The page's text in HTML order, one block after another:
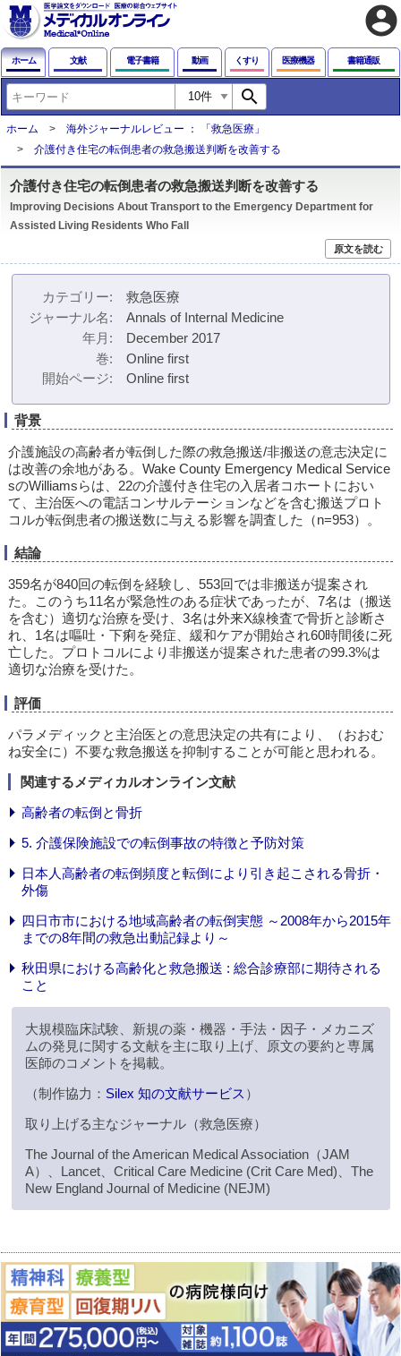
account_circle
ホーム 文献 電子書籍 動画 くすり 医療機器 書籍通販
search
ホーム
海外ジャーナルレビュー ： 「救急医療」
介護付き住宅の転倒患者の救急搬送判断を改善する
介護付き住宅の転倒患者の救急搬送判断を改善する
Improving Decisions About Transport to the Emergency Department for
Assisted Living Residents Who Fall
原文を読む
カテゴリー
救急医療
ジャーナル名
Annals of Internal Medicine
年月
December 2017
巻
Online first
開始ページ
Online first
背景
介護施設の高齢者が転倒した際の救急搬送/非搬送の意志決定に
は改善の余地がある。Wake County Emergency Medical Service
sのWilliamsらは、22の介護付き住宅の入居者コホートにおい
て、主治医への電話コンサルテーションなどを含む搬送プロト
コルが転倒患者の搬送数に与える影響を調査した（n=953）。
結論
359名が840回の転倒を経験し、553回では非搬送が提案され
た。このうち11名が緊急性のある症状であったが、7名は（搬送
を含む）適切な治療を受け、3名は外来X線検査で骨折と診断さ
れ、1名は嘔吐・下痢を発症、緩和ケアが開始され60時間後に死
亡した。プロトコルにより非搬送が提案された患者の99.3%は
適切な治療を受けた。
評価
パラメディックと主治医との意思決定の共有により、（おおむ
ね安全に）不要な救急搬送を抑制することが可能と思われる。
関連するメディカルオンライン文献
高齢者の転倒と骨折
5. 介護保険施設での転倒事故の特徴と予防対策
日本人高齢者の転倒頻度と転倒により引き起こされる骨折・
外傷
四日市市における地域高齢者の転倒実態 ～2008年から2015年
までの8年間の救急出動記録より～
秋田県における高齢化と救急搬送 : 総合診療部に期待される
こと
大規模臨床試験、新規の薬・機器・手法・因子・メカニズ
ムの発見に関する文献を主に取り上げ、原文の要約と専属
医師のコメントを掲載。
（制作協力： Silex 知の文献サービス ）
取り上げる主なジャーナル（救急医療）
The Journal of the American Medical Association（JAM
A）、Lancet、Critical Care Medicine (Crit Care Med)、The
New England Journal of Medicine (NEJM)